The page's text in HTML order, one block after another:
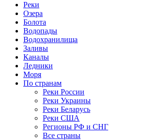
Реки
Озера
Болота
Водопады
Водохранилища
Заливы
Каналы
Ледники
Моря
По странам
Реки России
Реки Украины
Реки Беларусь
Реки США
Регионы РФ и СНГ
Все страны